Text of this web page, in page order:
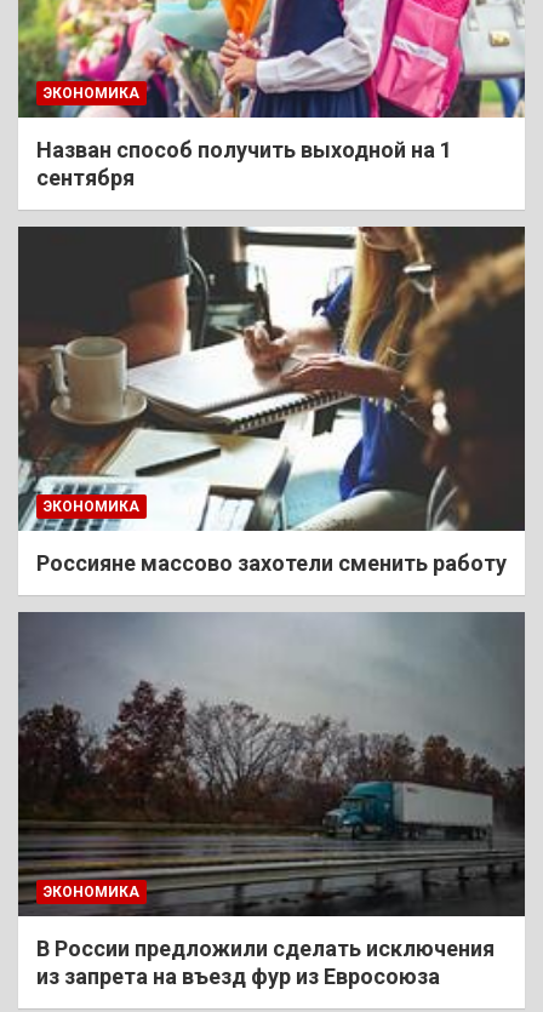
ЭКОНОМИКА
Назван способ получить выходной на 1
сентября
ЭКОНОМИКА
Россияне массово захотели сменить работу
ЭКОНОМИКА
В России предложили сделать исключения
из запрета на въезд фур из Евросоюза